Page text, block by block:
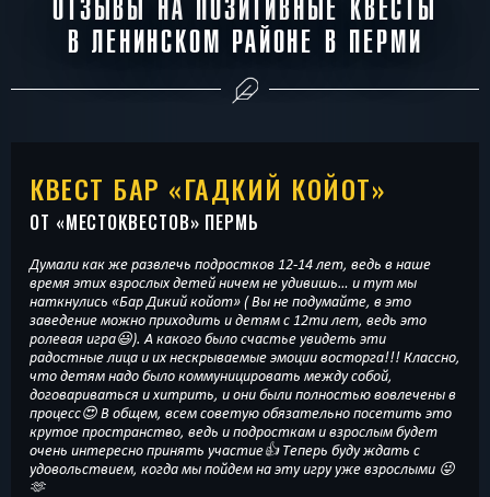
ОТЗЫВЫ НА ПОЗИТИВНЫЕ КВЕСТЫ
В ЛЕНИНСКОМ РАЙОНЕ В ПЕРМИ
КВЕСТ БАР «ГАДКИЙ КОЙОТ»
ОТ «МЕСТОКВЕСТОВ» ПЕРМЬ
Думали как же развлечь подростков 12-14 лет, ведь в наше
время этих взрослых детей ничем не удивишь… и тут мы
наткнулись «Бар Дикий койот» ( Вы не подумайте, в это
заведение можно приходить и детям с 12ти лет, ведь это
ролевая игра😃). А какого было счастье увидеть эти
радостные лица и их нескрываемые эмоции восторга!!! Классно,
что детям надо было коммуницировать между собой,
договариваться и хитрить, и они были полностью вовлечены в
процесс😍 В общем, всем советую обязательно посетить это
крутое пространство, ведь и подросткам и взрослым будет
очень интересно принять участие👍 Теперь буду ждать с
удовольствием, когда мы пойдем на эту игру уже взрослыми 😜
🫶